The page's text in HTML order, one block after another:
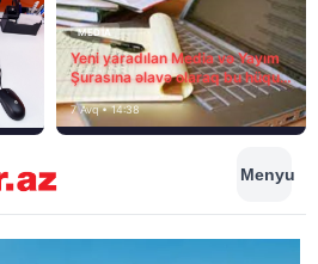
MEDİA
Yeni yaradılan Media və Yayım
Şurasına əlavə olaraq bu hüquq
və vəzifələr də verilib
7 Avq • 14:38
Menyu